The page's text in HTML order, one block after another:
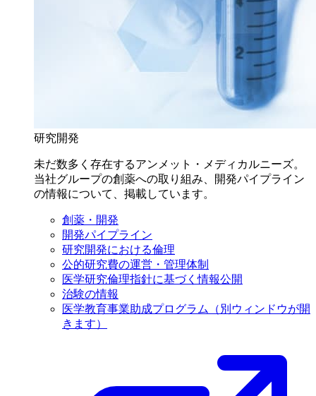
研究開発
未だ数多く存在するアンメット・メディカルニーズ。
当社グループの創薬への取り組み、開発パイプライン
の情報について、掲載しています。
創薬・開発
開発パイプライン
研究開発における倫理
公的研究費の運営・管理体制
医学研究倫理指針に基づく情報公開
治験の情報
医学教育事業助成プログラム
（別ウィンドウが開
きます）